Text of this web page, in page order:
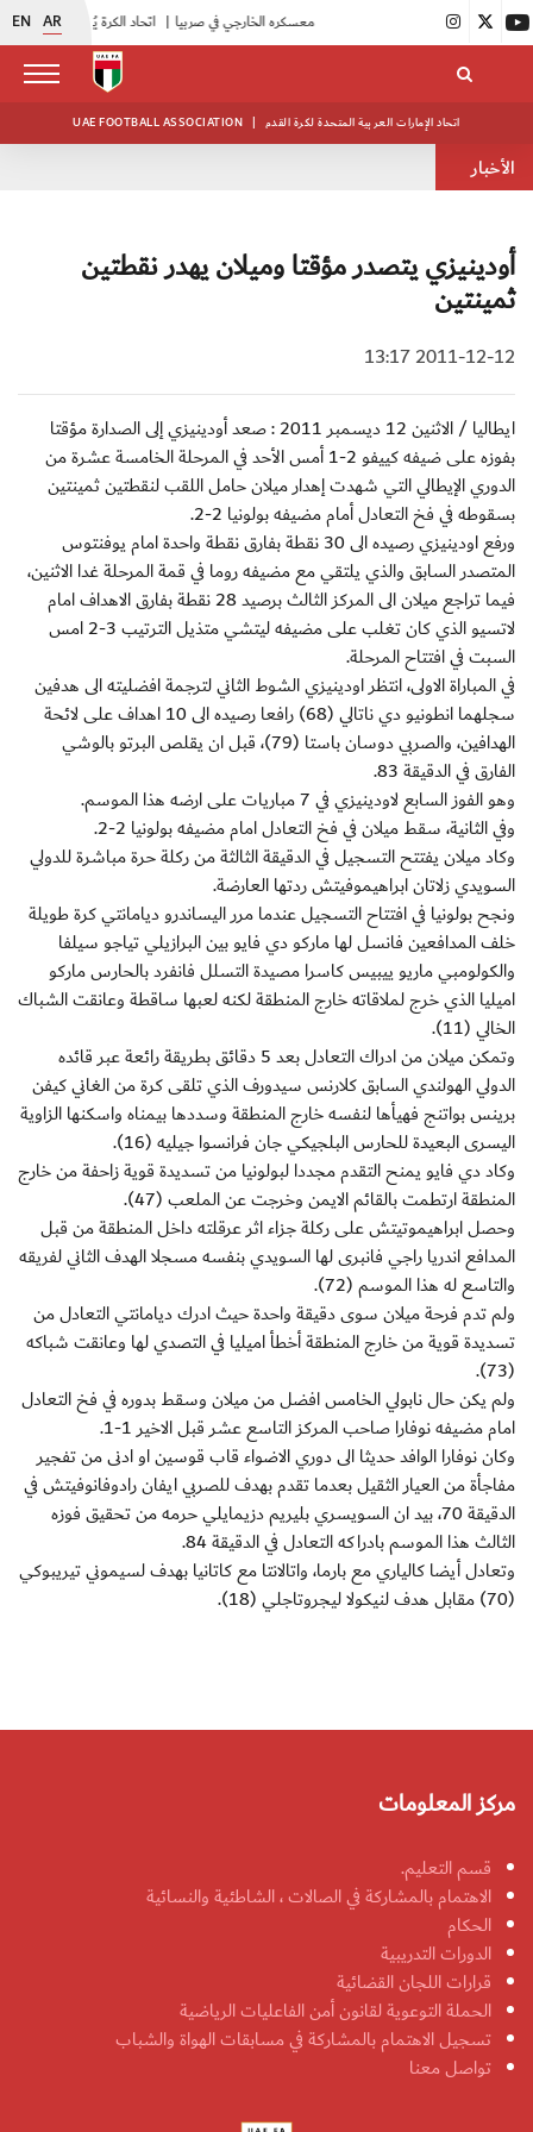
EN AR اتحاد الكرة يُنظم ورشة عمل للمراقبين المعتمدين | منتخبنا للناشئين يختتم معسكره الخارجي في صربيا
UAE FOOTBALL ASSOCIATION | اتحاد الإمارات العربية المتحدة لكرة القدم
الأخبار
أودينيزي يتصدر مؤقتا وميلان يهدر نقطتين
ثمينتين
2011-12-12 13:17
ايطاليا / الاثنين 12 ديسمبر 2011 : صعد أودينيزي إلى الصدارة مؤقتا
بفوزه على ضيفه كييفو 2-1 أمس الأحد في المرحلة الخامسة عشرة من
الدوري الإيطالي التي شهدت إهدار ميلان حامل اللقب لنقطتين ثمينتين
بسقوطه في فخ التعادل أمام مضيفه بولونيا 2-2.
ورفع اودينيزي رصيده الى 30 نقطة بفارق نقطة واحدة امام يوفنتوس
المتصدر السابق والذي يلتقي مع مضيفه روما في قمة المرحلة غدا الاثنين،
فيما تراجع ميلان الى المركز الثالث برصيد 28 نقطة بفارق الاهداف امام
لاتسيو الذي كان تغلب على مضيفه ليتشي متذيل الترتيب 3-2 امس
السبت في افتتاح المرحلة.
في المباراة الاولى، انتظر اودينيزي الشوط الثاني لترجمة افضليته الى هدفين
سجلهما انطونيو دي ناتالي (68) رافعا رصيده الى 10 اهداف على لائحة
الهدافين، والصربي دوسان باستا (79)، قبل ان يقلص البرتو بالوشي
الفارق في الدقيقة 83.
وهو الفوز السابع لاودينيزي في 7 مباريات على ارضه هذا الموسم.
وفي الثانية، سقط ميلان في فخ التعادل امام مضيفه بولونيا 2-2.
وكاد ميلان يفتتح التسجيل في الدقيقة الثالثة من ركلة حرة مباشرة للدولي
السويدي زلاتان ابراهيموفيتش ردتها العارضة.
ونجح بولونيا في افتتاح التسجيل عندما مرر اليساندرو ديامانتي كرة طويلة
خلف المدافعين فانسل لها ماركو دي فايو بين البرازيلي تياجو سيلفا
والكولومبي ماريو ييبيس كاسرا مصيدة التسلل فانفرد بالحارس ماركو
اميليا الذي خرج لملاقاته خارج المنطقة لكنه لعبها ساقطة وعانقت الشباك
الخالي (11).
وتمكن ميلان من ادراك التعادل بعد 5 دقائق بطريقة رائعة عبر قائده
الدولي الهولندي السابق كلارنس سيدورف الذي تلقى كرة من الغاني كيفن
برينس بواتنج فهيأها لنفسه خارج المنطقة وسددها بيمناه واسكنها الزاوية
اليسرى البعيدة للحارس البلجيكي جان فرانسوا جيليه (16).
وكاد دي فايو يمنح التقدم مجددا لبولونيا من تسديدة قوية زاحفة من خارج
المنطقة ارتطمت بالقائم الايمن وخرجت عن الملعب (47).
وحصل ابراهيموتيتش على ركلة جزاء اثر عرقلته داخل المنطقة من قبل
المدافع اندريا راجي فانبرى لها السويدي بنفسه مسجلا الهدف الثاني لفريقه
والتاسع له هذا الموسم (72).
ولم تدم فرحة ميلان سوى دقيقة واحدة حيث ادرك ديامانتي التعادل من
تسديدة قوية من خارج المنطقة أخطأ اميليا في التصدي لها وعانقت شباكه
(73).
ولم يكن حال نابولي الخامس افضل من ميلان وسقط بدوره في فخ التعادل
امام مضيفه نوفارا صاحب المركز التاسع عشر قبل الاخير 1-1.
وكان نوفارا الوافد حديثا الى دوري الاضواء قاب قوسين او ادنى من تفجير
مفاجأة من العيار الثقيل بعدما تقدم بهدف للصربي ايفان رادوفانوفيتش في
الدقيقة 70، بيد ان السويسري بليريم دزيمايلي حرمه من تحقيق فوزه
الثالث هذا الموسم بادراكه التعادل في الدقيقة 84.
وتعادل أيضا كالياري مع بارما، واتالانتا مع كاتانيا بهدف لسيموني تيريبوكي
(70) مقابل هدف لنيكولا ليجروتاجلي (18).
مركز المعلومات
قسم التعليم.
الاهتمام بالمشاركة في الصالات ، الشاطئية والنسائية
الحكام
الدورات التدريبية
قرارات اللجان القضائية
الحملة التوعوية لقانون أمن الفاعليات الرياضية
تسجيل الاهتمام بالمشاركة في مسابقات الهواة والشباب
تواصل معنا